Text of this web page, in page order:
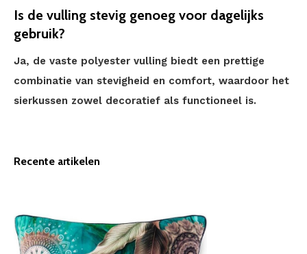
Is de vulling stevig genoeg voor dagelijks
gebruik?
Ja, de vaste polyester vulling biedt een prettige
combinatie van stevigheid en comfort, waardoor het
sierkussen zowel decoratief als functioneel is.
Recente artikelen